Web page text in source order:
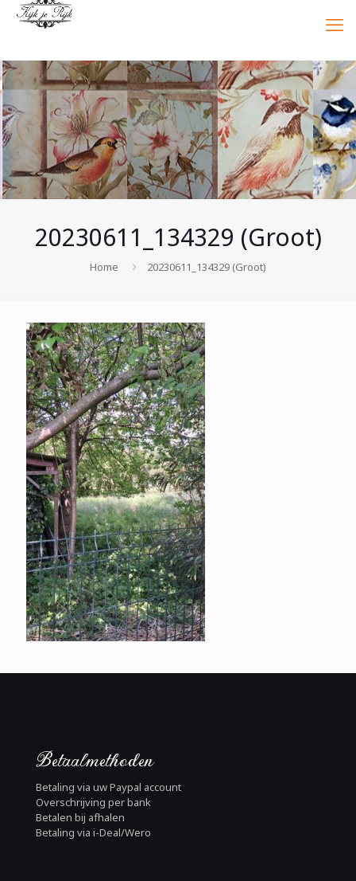
20230611_134329 (Groot)
Home 20230611_134329 (Groot)
Betaalmethoden
Betaling via uw Paypal account
Overschrijving per bank
Betalen bij afhalen
Betaling via i-Deal/Wero